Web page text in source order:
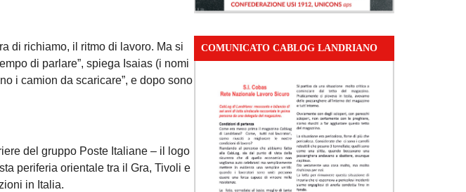
di richiamo, il ritmo di lavoro. Ma si
di parlare”, spiega Isaias (i nomi
i camion da scaricare”, e dopo sono
del gruppo Poste Italiane – il logo
periferia orientale tra il Gra, Tivoli e
in Italia.
COMUNICATO CABLOG LANDRIANO